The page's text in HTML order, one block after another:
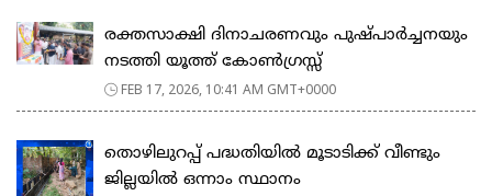
രക്തസാക്ഷി ദിനാചരണവും പുഷ്പാർച്ചനയും
നടത്തി യൂത്ത് കോൺഗ്രസ്സ്
FEB 17, 2026, 10:41 AM GMT+0000
തൊഴിലുറപ്പ് പദ്ധതിയിൽ മൂടാടിക്ക് വീണ്ടും
ജില്ലയിൽ ഒന്നാം സ്ഥാനം